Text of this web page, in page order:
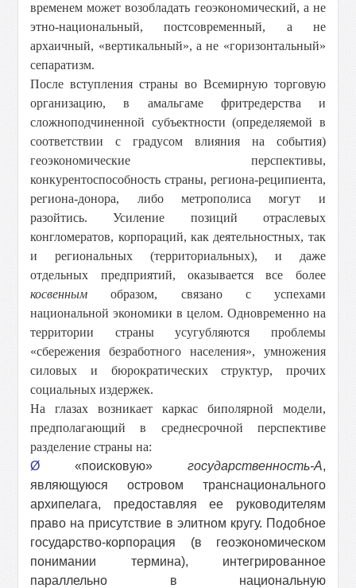
временем может возобладать геоэкономический, а не
этно-национальный, постсовременный, а не
архаичный, «вертикальный», а не «горизонтальный»
сепаратизм.
После вступления страны во Всемирную торговую
организацию, в амальгаме фритредерства и
сложноподчиненной субъектности (определяемой в
соответствии с градусом влияния на события)
геоэкономические перспективы,
конкурентоспособность страны, региона-реципиента,
региона-донора, либо метрополиса могут и
разойтись. Усиление позиций отраслевых
конгломератов, корпораций, как деятельностных, так
и региональных (территориальных), и даже
отдельных предприятий, оказывается все более
косвеннымобразом, связано с успехами
национальной экономики в целом. Одновременно на
территории страны усугубляются проблемы
«сбережения безработного населения», умножения
силовых и бюрократических структур, прочих
социальных издержек.
На глазах возникает каркас биполярной модели,
предполагающий в среднесрочной перспективе
разделение страны на:
Ø «поисковую» государственность-А,
являющуюся островом транснационального
архипелага, предоставляя ее руководителям
право на присутствие в элитном кругу. Подобное
государство-корпорация (в геоэкономическом
понимании термина), интегрированное
параллельно в национальную